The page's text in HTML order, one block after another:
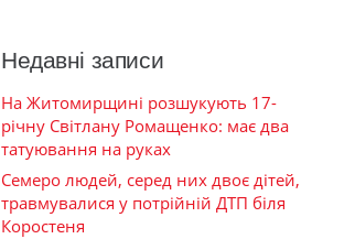
Недавні записи
На Житомирщині розшукують 17-
річну Світлану Ромащенко: має два
татуювання на руках
Семеро людей, серед них двоє дітей,
травмувалися у потрійній ДТП біля
Коростеня